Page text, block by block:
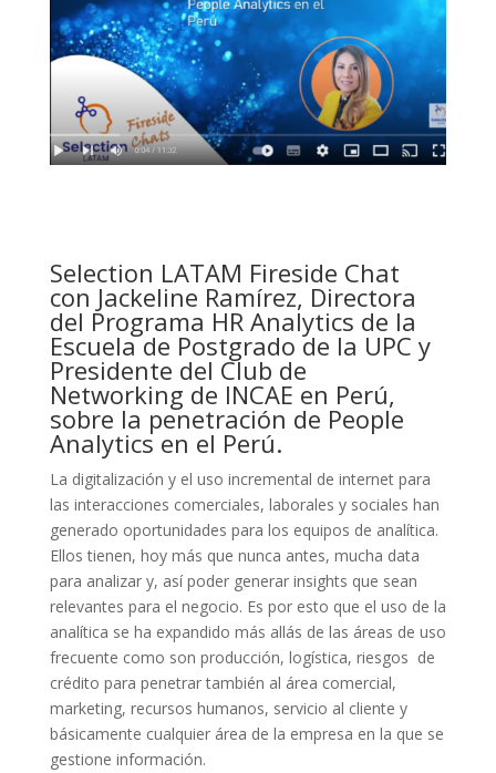
Selection LATAM Fireside Chat
con Jackeline Ramírez, Directora
del Programa HR Analytics de la
Escuela de Postgrado de la UPC y
Presidente del Club de
Networking de INCAE en Perú,
sobre la penetración de People
Analytics en el Perú.
La digitalización y el uso incremental de internet para
las interacciones comerciales, laborales y sociales han
generado oportunidades para los equipos de analítica.
Ellos tienen, hoy más que nunca antes, mucha data
para analizar y, así poder generar insights que sean
relevantes para el negocio. Es por esto que el uso de la
analítica se ha expandido más allás de las áreas de uso
frecuente como son producción, logística, riesgos de
crédito para penetrar también al área comercial,
marketing, recursos humanos, servicio al cliente y
básicamente cualquier área de la empresa en la que se
gestione información.